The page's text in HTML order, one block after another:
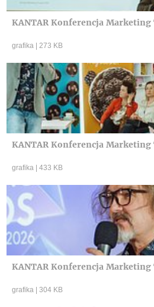
KANTAR Konferencja
grafika 273 KB
KANTAR Konferencja
grafika 433 KB
KANTAR Konferencja
grafika 304 KB